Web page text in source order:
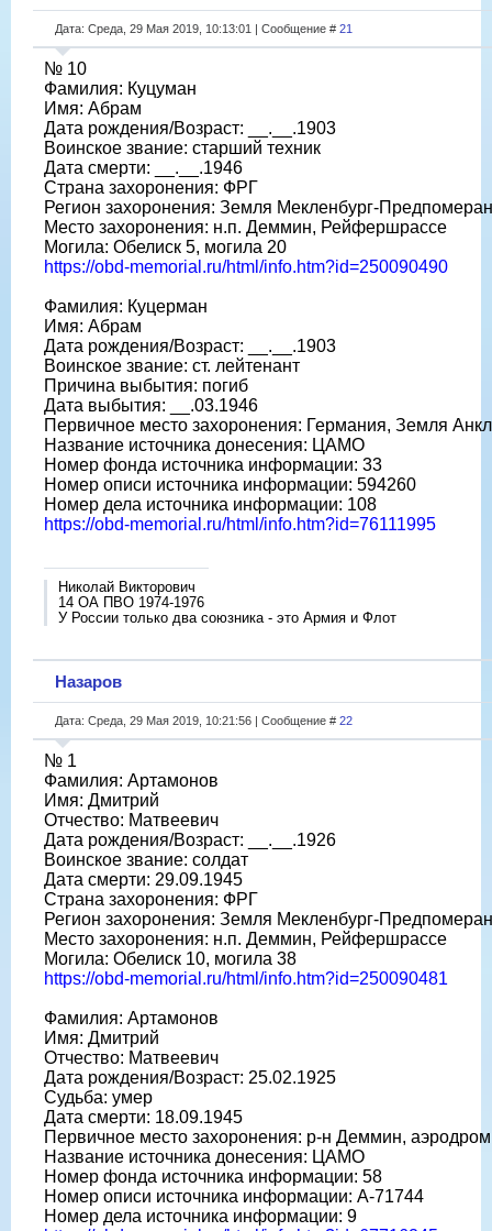
Дата: Среда, 29 Мая 2019, 10:13:01 | Сообщение # 21
№ 10
Фамилия: Куцуман
Имя: Абрам
Дата рождения/Возраст: __.__.1903
Воинское звание: старший техник
Дата смерти: __.__.1946
Страна захоронения: ФРГ
Регион захоронения: Земля Мекленбург-
Место захоронения: н.п. Деммин, Рейфершрассе
Могила: Обелиск 5, могила 20
https://obd-memorial.ru/html/info.htm?id=250090490
Фамилия: Куцерман
Имя: Абрам
Дата рождения/Возраст: __.__.1903
Воинское звание: ст. лейтенант
Причина выбытия: погиб
Дата выбытия: __.03.1946
Первичное место захоронения: Германия, Земля
Название источника донесения: ЦАМО
Номер фонда источника информации: 33
Номер описи источника информации: 594260
Номер дела источника информации: 108
https://obd-memorial.ru/html/info.htm?id=76111995
Николай Викторович
14 ОА ПВО 1974-1976
У России только два союзника - это Армия и Флот
Назаров
Дата: Среда, 29 Мая 2019, 10:21:56 | Сообщение # 22
№ 1
Фамилия: Артамонов
Имя: Дмитрий
Отчество: Матвеевич
Дата рождения/Возраст: __.__.1926
Воинское звание: солдат
Дата смерти: 29.09.1945
Страна захоронения: ФРГ
Регион захоронения: Земля Мекленбург-
Место захоронения: н.п. Деммин, Рейфершрассе
Могила: Обелиск 10, могила 38
https://obd-memorial.ru/html/info.htm?id=250090481
Фамилия: Артамонов
Имя: Дмитрий
Отчество: Матвеевич
Дата рождения/Возраст: 25.02.1925
Судьба: умер
Дата смерти: 18.09.1945
Первичное место захоронения: р-н Деммин, аэродром
Название источника донесения: ЦАМО
Номер фонда источника информации: 58
Номер описи источника информации: A-71744
Номер дела источника информации: 9